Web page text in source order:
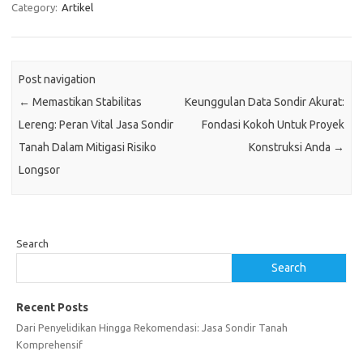
Category: Artikel
Post navigation
← Memastikan Stabilitas
Lereng: Peran Vital Jasa Sondir
Tanah Dalam Mitigasi Risiko
Longsor
Keunggulan Data Sondir Akurat:
Fondasi Kokoh Untuk Proyek
Konstruksi Anda →
Search
Search
Recent Posts
Dari Penyelidikan Hingga Rekomendasi: Jasa Sondir Tanah
Komprehensif